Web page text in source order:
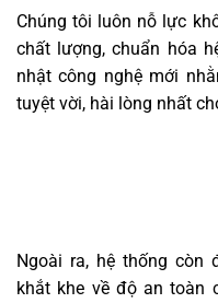
Chúng tôi luôn nỗ lực
chất lượng, chuẩn hóa
nhật công nghệ mới
tuyệt vời, hài lòng nhất
Ngoài ra, hệ thống còn
khắt khe về độ an toàn